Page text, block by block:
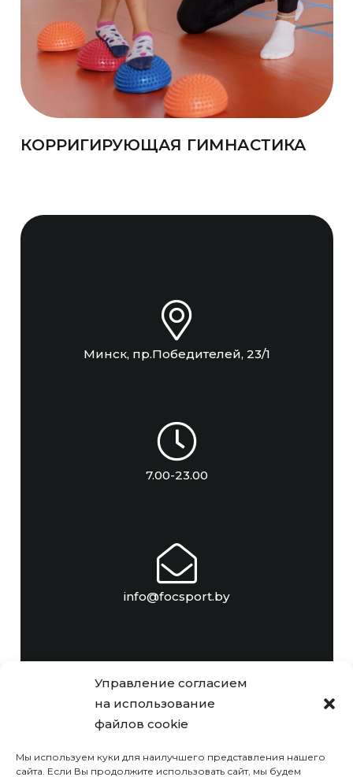
Управление согласием
на использование
файлов cookie
Мы используем куки для наилучшего представления нашего
сайта. Если Вы продолжите использовать сайт, мы будем
КОРРИГИРУЮЩАЯ ГИМНАСТИКА
Минск, пр.Победителей, 23/1
7.00-23.00
info@focsport.by
+375 (17) 306-47-32
© РУП «Комплекс по оказанию